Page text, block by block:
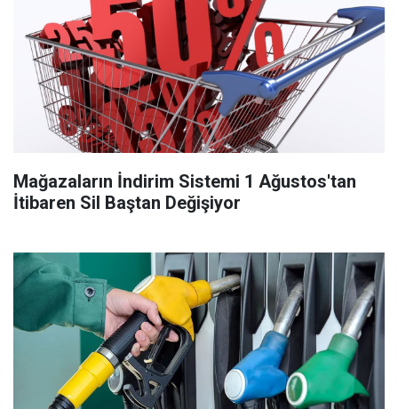
Mağazaların İndirim Sistemi 1 Ağustos'tan
İtibaren Sil Baştan Değişiyor